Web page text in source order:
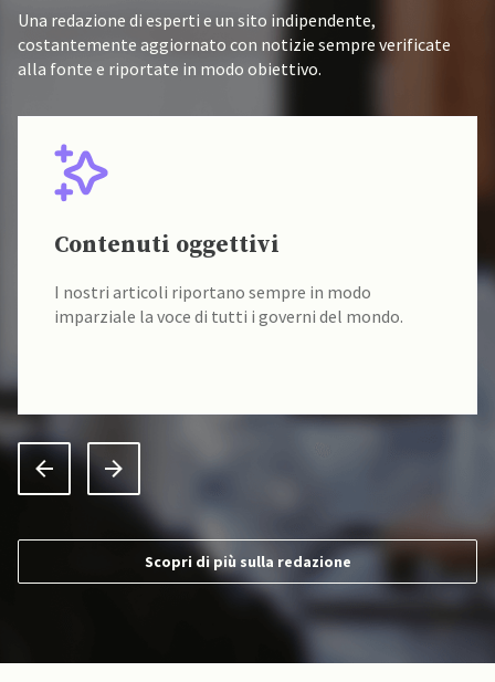
Una redazione di esperti e un sito indipendente,
costantemente aggiornato con notizie sempre verificate
alla fonte e riportate in modo obiettivo.
Contenuti oggettivi
I nostri articoli riportano sempre in modo
imparziale la voce di tutti i governi del mondo.
Scopri di più sulla redazione